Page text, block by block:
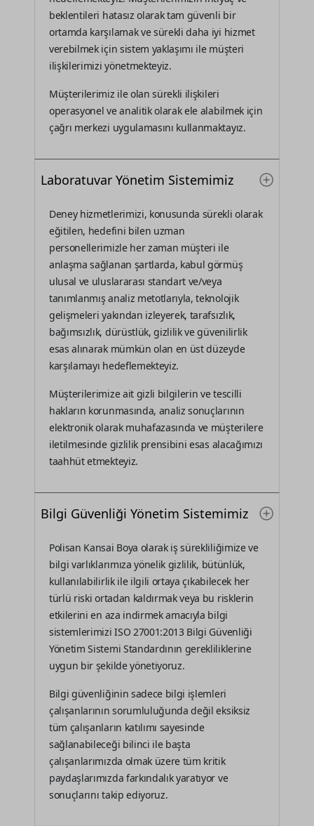
beklentileri hatasız olarak tam güvenli bir
ortamda karşılamak ve sürekli daha iyi hizmet
verebilmek için sistem yaklaşımı ile müşteri
ilişkilerimizi yönetmekteyiz.
Müşterilerimiz ile olan sürekli ilişkileri
operasyonel ve analitik olarak ele alabilmek için
çağrı merkezi uygulamasını kullanmaktayız.
Laboratuvar Yönetim Sistemimiz
Deney hizmetlerimizi, konusunda sürekli olarak
eğitilen, hedefini bilen uzman
personellerimizle her zaman müşteri ile
anlaşma sağlanan şartlarda, kabul görmüş
ulusal ve uluslararası standart ve/veya
tanımlanmış analiz metotlarıyla, teknolojik
gelişmeleri yakından izleyerek, tarafsızlık,
bağımsızlık, dürüstlük, gizlilik ve güvenilirlik
esas alınarak mümkün olan en üst düzeyde
karşılamayı hedeflemekteyiz.
Müşterilerimize ait gizli bilgilerin ve tescilli
hakların korunmasında, analiz sonuçlarının
elektronik olarak muhafazasında ve müşterilere
iletilmesinde gizlilik prensibini esas alacağımızı
taahhüt etmekteyiz.
Bilgi Güvenliği Yönetim Sistemimiz
Polisan Kansai Boya olarak iş sürekliliğimize ve
bilgi varlıklarımıza yönelik gizlilik, bütünlük,
kullanılabilirlik ile ilgili ortaya çıkabilecek her
türlü riski ortadan kaldırmak veya bu risklerin
etkilerini en aza indirmek amacıyla bilgi
sistemlerimizi ISO 27001:2013 Bilgi Güvenliği
Yönetim Sistemi Standardının gerekliliklerine
uygun bir şekilde yönetiyoruz.
Bilgi güvenliğinin sadece bilgi işlemleri
çalışanlarının sorumluluğunda değil eksiksiz
tüm çalışanların katılımı sayesinde
sağlanabileceği bilinci ile başta
çalışanlarımızda olmak üzere tüm kritik
paydaşlarımızda farkındalık yaratıyor ve
sonuçlarını takip ediyoruz.